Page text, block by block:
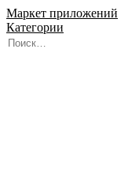
Маркет приложений
Категории